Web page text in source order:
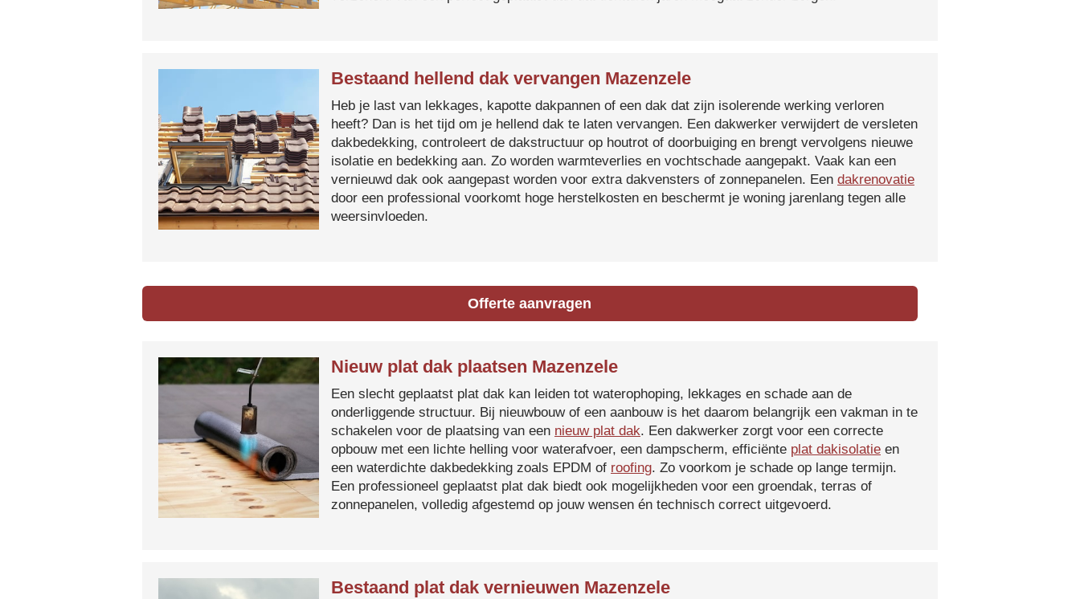
Bestaand hellend dak vervangen Mazenzele
Heb je last van lekkages, kapotte dakpannen of een dak dat zijn isolerende werking verloren
heeft? Dan is het tijd om je hellend dak te laten vervangen. Een dakwerker verwijdert de versleten
dakbedekking, controleert de dakstructuur op houtrot of doorbuiging en brengt vervolgens nieuwe
isolatie en bedekking aan. Zo worden warmteverlies en vochtschade aangepakt. Vaak kan een
vernieuwd dak ook aangepast worden voor extra dakvensters of zonnepanelen. Een dakrenovatie
door een professional voorkomt hoge herstelkosten en beschermt je woning jarenlang tegen alle
weersinvloeden.
Offerte aanvragen
Nieuw plat dak plaatsen Mazenzele
Een slecht geplaatst plat dak kan leiden tot waterophoping, lekkages en schade aan de
onderliggende structuur. Bij nieuwbouw of een aanbouw is het daarom belangrijk een vakman in te
schakelen voor de plaatsing van een nieuw plat dak. Een dakwerker zorgt voor een correcte
opbouw met een lichte helling voor waterafvoer, een dampscherm, efficiënte plat dakisolatie en
een waterdichte dakbedekking zoals EPDM of roofing. Zo voorkom je schade op lange termijn.
Een professioneel geplaatst plat dak biedt ook mogelijkheden voor een groendak, terras of
zonnepanelen, volledig afgestemd op jouw wensen én technisch correct uitgevoerd.
Bestaand plat dak vernieuwen Mazenzele